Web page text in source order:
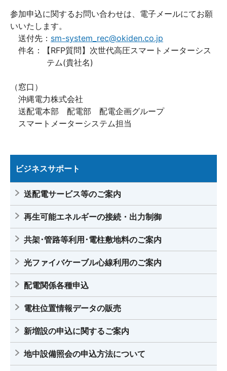
参加申込に関するお問い合わせは、電子メールにてお願
いいたします。
送付先： sm-system_rec@okiden.co.jp
件名：【RFP質問】次世代高圧スマートメーターシス
テム(貴社名)
（窓口）
沖縄電力株式会社
送配電本部 配電部 配電企画グループ
スマートメーターシステム担当
ビジネスサポート
送配電サービス等のご案内
再生可能エネルギーの接続・出力制御
共架･管路等利用･電柱敷地料のご案内
光ファイバケーブル心線利用のご案内
配電関係各種申込
電柱位置情報データの販売
新増設の申込に関するご案内
地中設備照会の申込方法について